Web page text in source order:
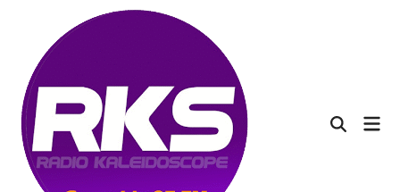
content